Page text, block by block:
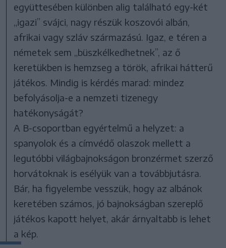
együttesében különben alig található egy-két
„igazi” svájci, nagy részük koszovói albán,
afrikai vagy szláv származású. Igaz, e téren a
németek sem „büszkélkedhetnek”, az ő
keretükben is hemzseg a török, afrikai hátterű
játékos. Mindig is kérdés marad: mindez
befolyásolja-e a nemzeti tizenegy
hatékonyságát?
A B-csoportban egyértelmű a helyzet: a
spanyolok és a címvédő olaszok mellett a
legutóbbi világbajnokságon bronzérmet szerző
horvátoknak is esélyük van a továbbjutásra.
Bár, ha figyelembe vesszük, hogy az albánok
keretében számos, jó bajnokságban szereplő
játékos kapott helyet, akár árnyaltabb is lehet
a kép.